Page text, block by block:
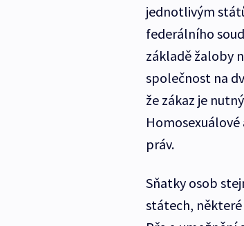
jednotlivým
federálního
základě žaloby
společnost na
že zákaz je
práv.
Sňatky osob
státech,